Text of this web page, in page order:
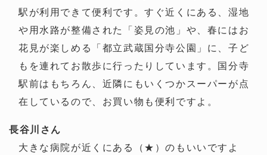
駅が利用できて便利です。すぐ近くにある、湿地
や用水路が整備された「姿見の池」や、春にはお
花見が楽しめる「都立武蔵国分寺公園」に、子ど
もを連れてお散歩に行ったりしています。国分寺
駅前はもちろん、近隣にもいくつかスーパーが点
在しているので、お買い物も便利ですよ。
長谷川さん
大きな病院が近くにある（★）のもいいですよ